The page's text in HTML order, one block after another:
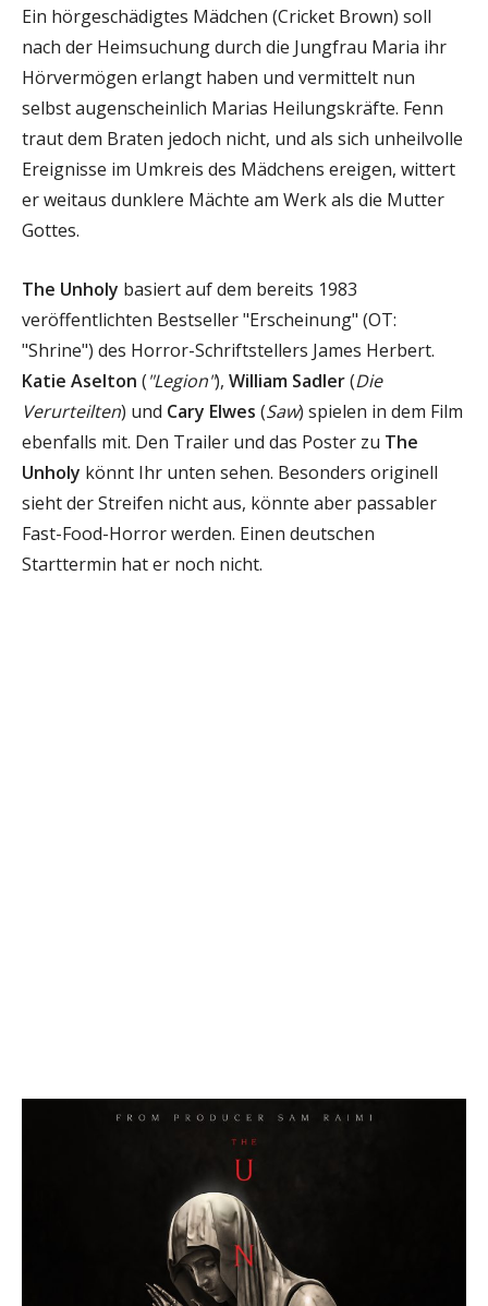
Ein hörgeschädigtes Mädchen (Cricket Brown) soll
nach der Heimsuchung durch die Jungfrau Maria ihr
Hörvermögen erlangt haben und vermittelt nun
selbst augenscheinlich Marias Heilungskräfte. Fenn
traut dem Braten jedoch nicht, und als sich unheilvolle
Ereignisse im Umkreis des Mädchens ereigen, wittert
er weitaus dunklere Mächte am Werk als die Mutter
Gottes.
The Unholy basiert auf dem bereits 1983
veröffentlichten Bestseller "Erscheinung" (OT:
"Shrine") des Horror-Schriftstellers James Herbert.
Katie Aselton ("Legion"), William Sadler(Die
Verurteilten) und Cary Elwes (Saw) spielen in dem Film
ebenfalls mit. Den Trailer und das Poster zu The
Unholy könnt Ihr unten sehen. Besonders originell
sieht der Streifen nicht aus, könnte aber passabler
Fast-Food-Horror werden. Einen deutschen
Starttermin hat er noch nicht.